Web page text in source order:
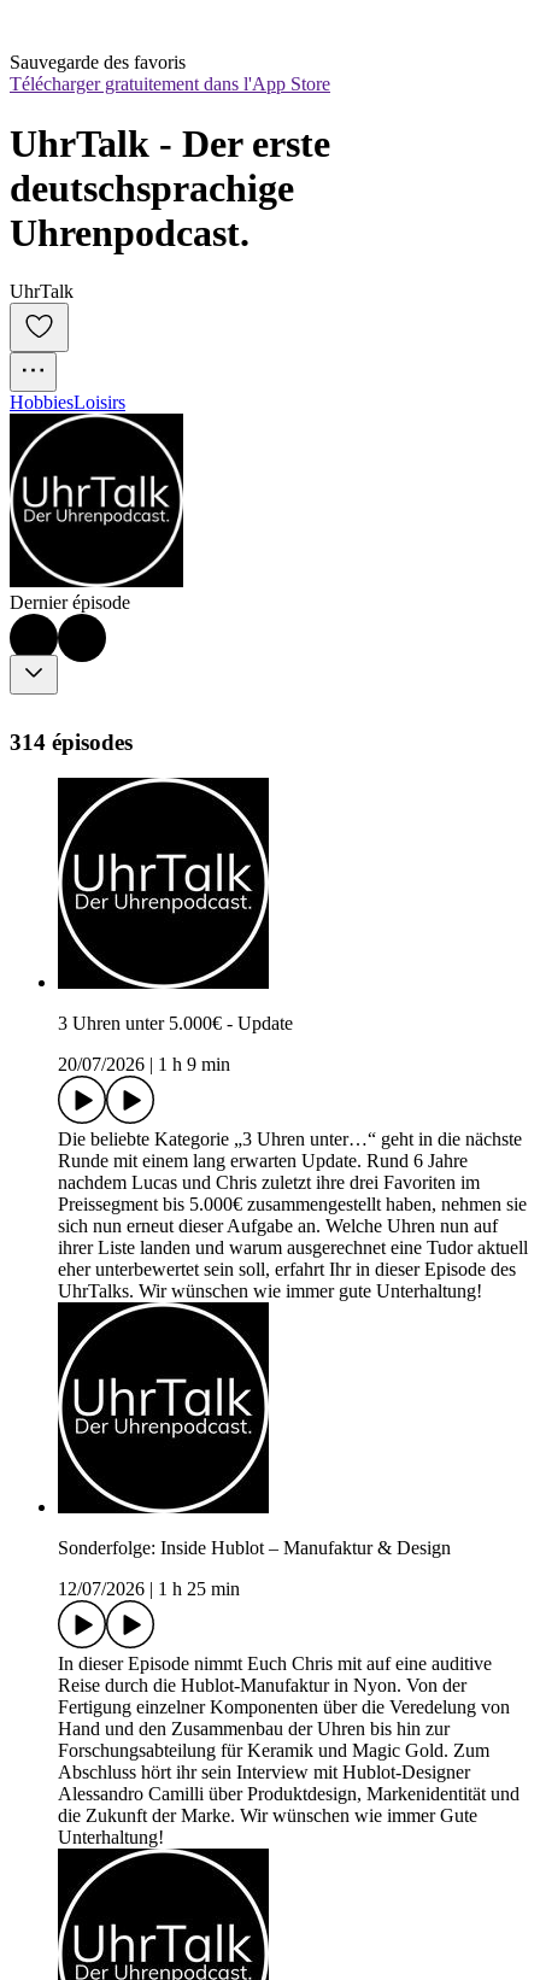
Sauvegarde des favoris
Télécharger gratuitement dans l'App Store
UhrTalk - Der erste
deutschsprachige
Uhrenpodcast.
UhrTalk
HobbiesLoisirs
Dernier épisode
314 épisodes
3 Uhren unter 5.000€ - Update
20/07/2026
1 h 9 min
Die beliebte Kategorie „3 Uhren unter…“ geht in die nächste
Runde mit einem lang erwarten Update. Rund 6 Jahre
nachdem Lucas und Chris zuletzt ihre drei Favoriten im
Preissegment bis 5.000€ zusammengestellt haben, nehmen sie
sich nun erneut dieser Aufgabe an. Welche Uhren nun auf
ihrer Liste landen und warum ausgerechnet eine Tudor aktuell
eher unterbewertet sein soll, erfahrt Ihr in dieser Episode des
UhrTalks. Wir wünschen wie immer gute Unterhaltung!
Sonderfolge: Inside Hublot – Manufaktur & Design
12/07/2026
1 h 25 min
In dieser Episode nimmt Euch Chris mit auf eine auditive
Reise durch die Hublot-Manufaktur in Nyon. Von der
Fertigung einzelner Komponenten über die Veredelung von
Hand und den Zusammenbau der Uhren bis hin zur
Forschungsabteilung für Keramik und Magic Gold. Zum
Abschluss hört ihr sein Interview mit Hublot-Designer
Alessandro Camilli über Produktdesign, Markenidentität und
die Zukunft der Marke. Wir wünschen wie immer Gute
Unterhaltung!